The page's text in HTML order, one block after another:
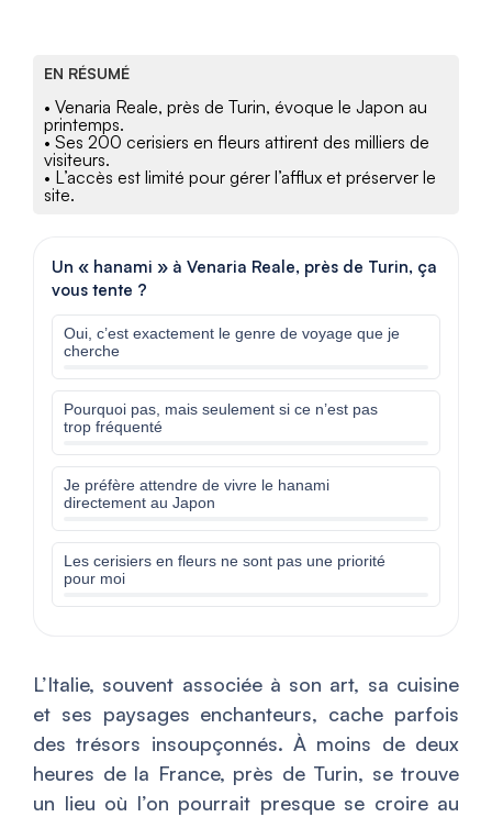
EN RÉSUMÉ
• Venaria Reale, près de Turin, évoque le Japon au
printemps.
• Ses 200 cerisiers en fleurs attirent des milliers de
visiteurs.
• L’accès est limité pour gérer l’afflux et préserver le
site.
Un « hanami » à Venaria Reale, près de Turin, ça
vous tente ?
Oui, c’est exactement le genre de voyage que je
cherche
Pourquoi pas, mais seulement si ce n’est pas
trop fréquenté
Je préfère attendre de vivre le hanami
directement au Japon
Les cerisiers en fleurs ne sont pas une priorité
pour moi
L’Italie, souvent associée à son art, sa cuisine
et ses paysages enchanteurs, cache parfois
des trésors insoupçonnés. À moins de deux
heures de la France, près de Turin, se trouve
un lieu où l’on pourrait presque se croire au